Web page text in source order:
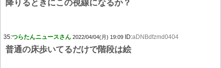
降りるときにこの視線になるか？
35:つらたんニュースさん 2022/04/04(月) 19:09 ID:aDNBdfzmd0404
普通の床歩いてるだけで階段は絵